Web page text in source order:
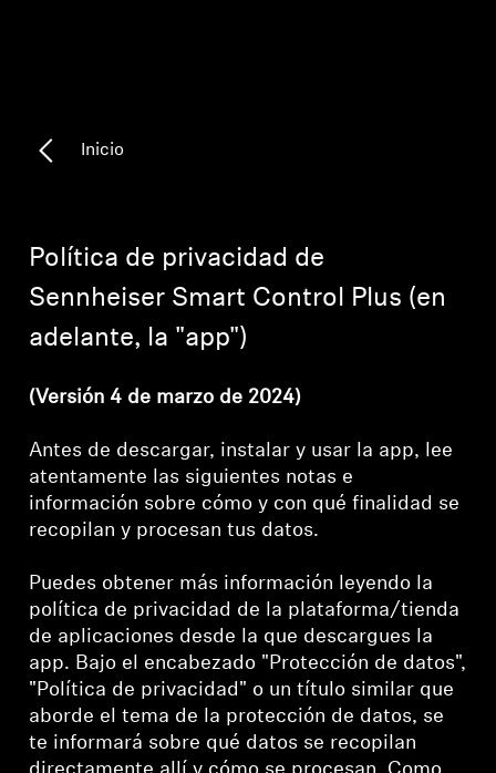
Auriculares para audición de TV
Recursos auditivos
Barras de sonido
Barras de sonido y subwoofers AMBEO
Piezas y accesorios AMBEO
Descubrir
Acerca de nosotros
Inicio
Política de privacidad de
Sennheiser Smart Control Plus (en
adelante, la "app")
(Versión 4 de marzo de 2024)
Antes de descargar, instalar y usar la app, lee
atentamente las siguientes notas e
información sobre cómo y con qué finalidad se
recopilan y procesan tus datos.
Puedes obtener más información leyendo la
política de privacidad de la plataforma/tienda
de aplicaciones desde la que descargues la
app. Bajo el encabezado "Protección de datos",
"Política de privacidad" o un título similar que
aborde el tema de la protección de datos, se
te informará sobre qué datos se recopilan